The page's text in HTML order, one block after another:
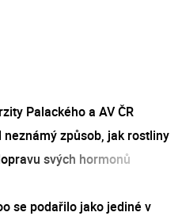
Palackého a AV ČR
způsob, jak rostliny
svých hormonů
se podařilo jako jediné v